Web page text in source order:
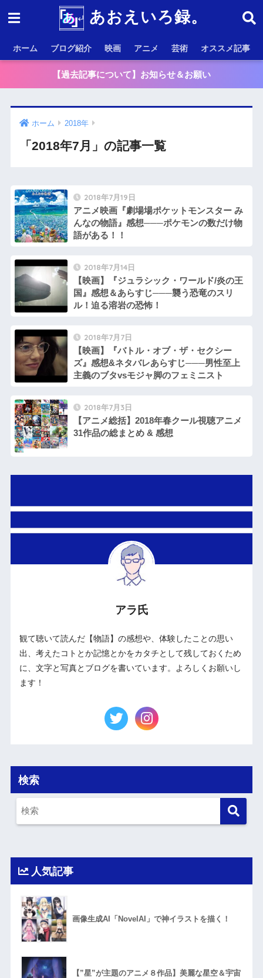
あおえいろ録。
ホーム ブログ紹介 映画 アニメ 芸術 オススメ記事
【過去記事について】お知らせ＆お願い
ホーム 2018年
「2018年7月」の記事一覧
2018年7月19日
アニメ映画『劇場場ポケットモンスター み
んなの物語』感想───ポケモンの数だけ物
語がある！！
2018年7月14日
【映画】『ジュラシック・ワールド/炎の王
国』感想＆あらすじ───襲う恐竜のスリ
ル！迫る溶岩の恐怖！
2018年7月7日
【映画】『バトル・オブ・ザ・セクシー
ズ』感想&ネタバレあらすじ───男性至上
主義のブタvsモジャ脚のフェミニスト
2018年7月3日
【アニメ総括】2018年春クール視聴アニメ
31作品の総まとめ & 感想
アラ氏
観て聴いて読んだ【物語】の感想や、体験したことの思い
出、考えたコトとか記憶とかをカタチとして残しておくため
に、文字と写真とブログを書いています。よろしくお願いし
ます！
検索
人気記事
画像生成AI「NovelAI」で神イラストを描く！
【”星”が主題のアニメ８作品】美麗な星空＆宇宙